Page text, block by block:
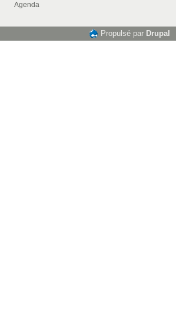
Agenda
Propulsé par Drupal